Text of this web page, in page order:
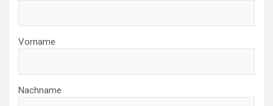
Vorname
Nachname